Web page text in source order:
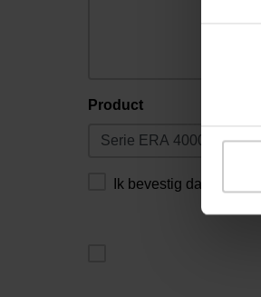
Product
Ik bevestig dat ik de